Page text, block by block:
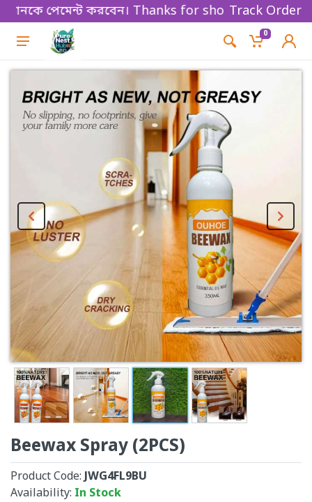
পেমেন্ট করবেন। Thanks for shopping! Track Order
0
Beewax Spray (2PCS)
Product Code:JWG4FL9BU
Availability: In Stock